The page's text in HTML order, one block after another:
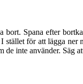
Spana efter
för att lägga
inte använder. Säg